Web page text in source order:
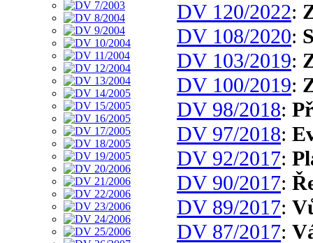
DV 120/2022:
DV 108/2020:
DV 103/2019:
DV 100/2019:
DV 98/2018:
DV 97/2018:
DV 92/2017:
DV 90/2017:
DV 89/2017:
DV 87/2017: